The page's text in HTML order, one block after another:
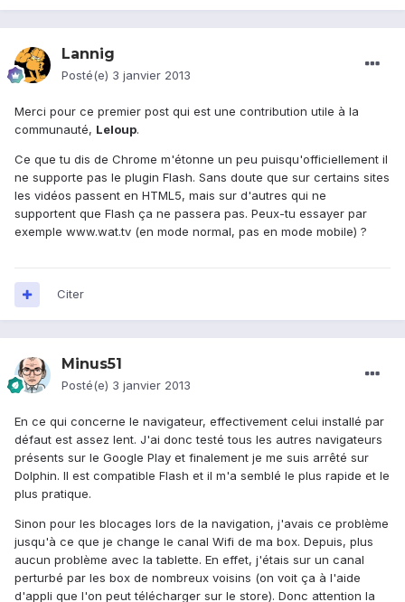
Lannig
Posté(e) 3 janvier 2013
Merci pour ce premier post qui est une contribution utile à la
communauté, Leloup.
Ce que tu dis de Chrome m'étonne un peu puisqu'officiellement il
ne supporte pas le plugin Flash. Sans doute que sur certains sites
les vidéos passent en HTML5, mais sur d'autres qui ne
supportent que Flash ça ne passera pas. Peux-tu essayer par
exemple www.wat.tv (en mode normal, pas en mode mobile) ?
Citer
Minus51
Posté(e) 3 janvier 2013
En ce qui concerne le navigateur, effectivement celui installé par
défaut est assez lent. J'ai donc testé tous les autres navigateurs
présents sur le Google Play et finalement je me suis arrêté sur
Dolphin. Il est compatible Flash et il m'a semblé le plus rapide et le
plus pratique.
Sinon pour les blocages lors de la navigation, j'avais ce problème
jusqu'à ce que je change le canal Wifi de ma box. Depuis, plus
aucun problème avec la tablette. En effet, j'étais sur un canal
perturbé par les box de nombreux voisins (on voit ça à l'aide
d'appli que l'on peut télécharger sur le store). Donc attention la